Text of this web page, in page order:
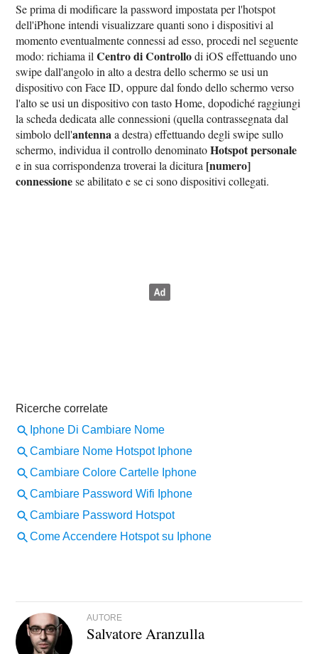
Se prima di modificare la password impostata per l'hotspot
dell'iPhone intendi visualizzare quanti sono i dispositivi al
momento eventualmente connessi ad esso, procedi nel seguente
modo: richiama ilCentro di Controllodi iOS effettuando uno
swipe dall'angolo in alto a destra dello schermo se usi un
dispositivo con Face ID, oppure dal fondo dello schermo verso
l'alto se usi un dispositivo con tasto Home, dopodiché raggiungi
la scheda dedicata alle connessioni (quella contrassegnata dal
simbolo dell'antenna a destra) effettuando degli swipe sullo
schermo, individua il controllo denominatoHotspot personale
e in sua corrispondenza troverai la dicitura [numero]
connessionese abilitato e se ci sono dispositivi collegati.
AUTORE
Salvatore Aranzulla